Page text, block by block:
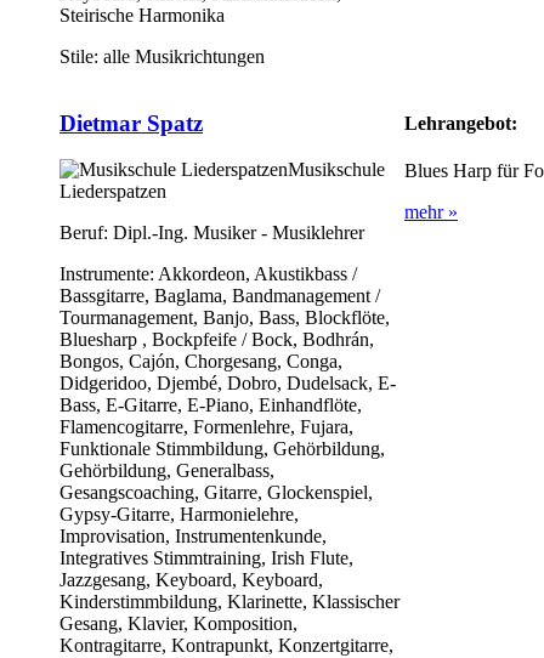
Steirische Harmonika
Stile: alle Musikrichtungen
Dietmar Spatz
Musikschule
Liederspatzen
Beruf: Dipl.-Ing. Musiker - Musiklehrer
Instrumente: Akkordeon, Akustikbass /
Bassgitarre, Baglama, Bandmanagement /
Tourmanagement, Banjo, Bass, Blockflöte,
Bluesharp , Bockpfeife / Bock, Bodhrán,
Bongos, Cajón, Chorgesang, Conga,
Didgeridoo, Djembé, Dobro, Dudelsack, E-
Bass, E-Gitarre, E-Piano, Einhandflöte,
Flamencogitarre, Formenlehre, Fujara,
Funktionale Stimmbildung, Gehörbildung,
Gehörbildung, Generalbass,
Gesangscoaching, Gitarre, Glockenspiel,
Gypsy-Gitarre, Harmonielehre,
Improvisation, Instrumentenkunde,
Integratives Stimmtraining, Irish Flute,
Jazzgesang, Keyboard, Keyboard,
Kinderstimmbildung, Klarinette, Klassischer
Gesang, Klavier, Komposition,
Kontragitarre, Kontrapunkt, Konzertgitarre,
Lehrangebot:
Blues Harp für
mehr »